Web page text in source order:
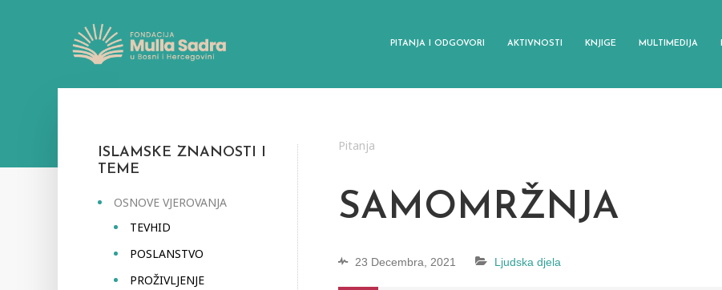
PITANJA I ODGOVORI AKTIVNOSTI KNJIGE MULTIMEDIJA
ISLAMSKE ZNANOSTI I
TEME
OSNOVE VJEROVANJA
TEVHID
POSLANSTVO
PROŽIVLJENJE
Pitanja
SAMOMRŽNJA
23 Decembra, 2021 Ljudska djela